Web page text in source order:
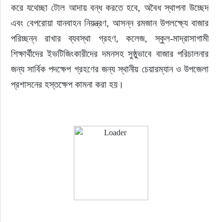
করে যথেচ্ছা টোল আদায় বন্ধ করতে হবে, অবৈধ স্থাপনা উচ্ছেদ
এবং বেপরোয়া যানবাহন নিয়ন্ত্রণ, আসন্ন রমজান উপলক্ষ্যে বাজার
পরিচ্ছন্ন রাখার ব্যবস্থা গ্রহণ, কলেজ, স্কুল-মাদ্রাসাগামী
শিক্ষার্থীদের ইভটিজিংকারীদের দমনসহ সুষ্ঠুভাবে বাজার পরিচালনার
জন্য সার্বিক পদক্ষেপ গ্রহণের জন্য স্থানীয় চেয়ারম্যান ও উপজেলা
প্রশাসনের হস্তক্ষেপ কামনা করা হয়।